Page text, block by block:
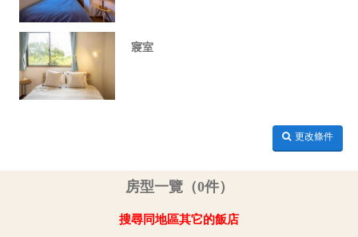
寢室
更改條件
房型一覽（0件）
搜尋同地區其它的飯店